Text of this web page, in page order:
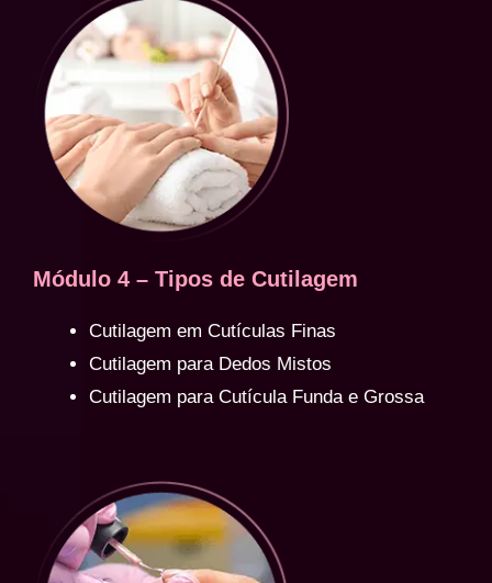
Módulo 4 – Tipos de Cutilagem
Cutilagem em Cutículas Finas
Cutilagem para Dedos Mistos
Cutilagem para Cutícula Funda e Grossa